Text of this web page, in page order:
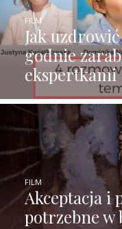
Jak
godnie
ekspertkami
FILM
Akceptacja i
potrzebne w
FILM